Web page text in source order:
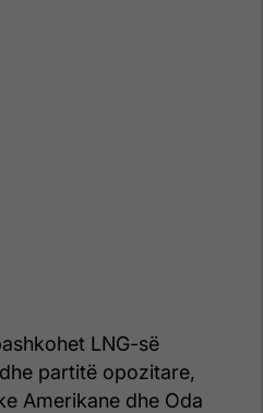
LNG-së
partitë opozitare,
Amerikane dhe Oda